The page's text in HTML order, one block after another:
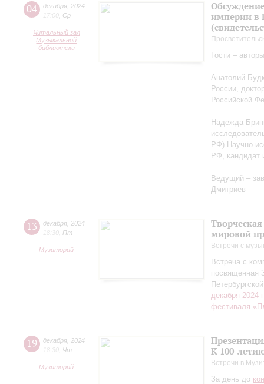
04 декабря 2024
17:00 Ср
Читальный зал
Музыкальной
библиотеки
империи в
Гости –
Анатолий
России,
Российской
Надежда
РФ) Научно-
РФ, кандидат
Ведущий –
Дмитриев
13 декабря 2024
18:30 Пт
Музиторий
мировой
Встречи с
Встреча с
посвященная
декабря 2024
фестиваля
19 декабря 2024
18:30 Чт
Музиторий
К 100-
Встречи в
За день до